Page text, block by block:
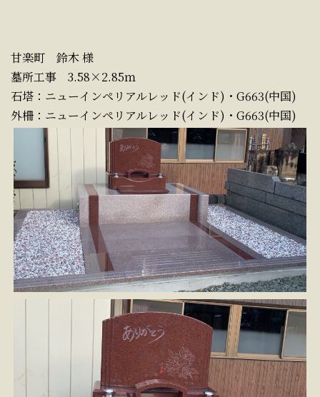
甘楽町 鈴木 様
墓所工事 3.58×2.85ｍ
石塔：ニューインペリアルレッド(インド)・G663(中国)
外柵：ニューインペリアルレッド(インド)・G663(中国)